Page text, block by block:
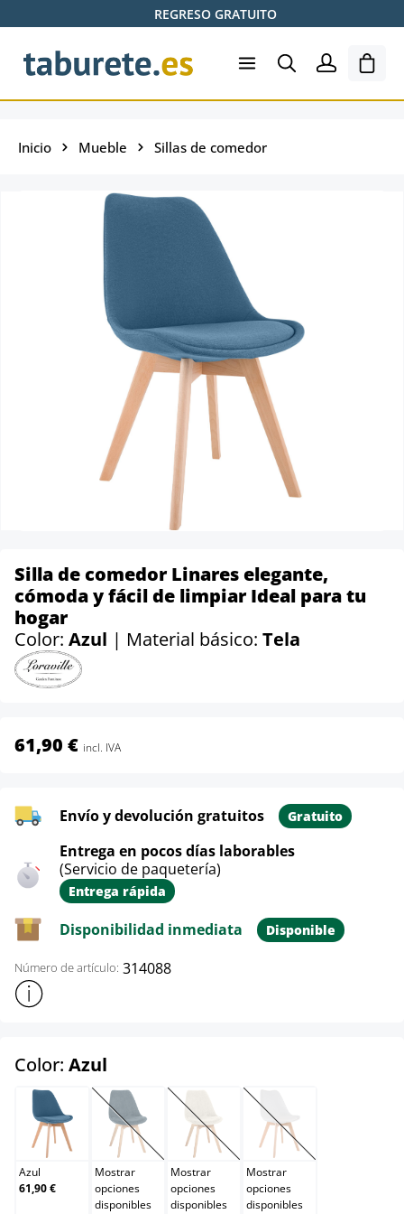
Saltar al contenido principalREGRESO GRATUITO
El
Inicio Mueble Sillas de comedor
Silla de comedor Linares elegante,
cómoda y fácil de limpiar Ideal para tu
hogar
Color: Azul | Material básico: Tela
61,90 € incl. IVA
Envío y devolución gratuitos Gratuito
Entrega en pocos días laborables
(Servicio de paquetería)
Entrega rápida
Disponibilidad inmediata Disponible
Número de artículo: 314088
Mostrar más información sobre el producto
Color: Azul
Azul
Azul
61,90 €
Azul oscuro
(Esta opción no está disponible en este momento.)
Mostrar
opciones
disponibles
Beige
(Esta opción no está disponible en
Mostrar
opciones
disponibles
Blanco
(Esta opción no está
Mostrar
opciones
disponibles